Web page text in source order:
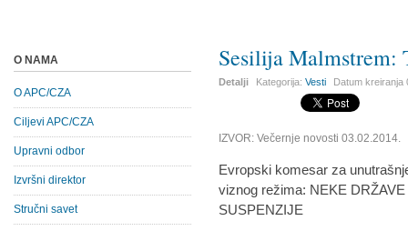
Sesilija Malmstrem:
Detalji Kategorija:Vesti Datum kreiranja
IZVOR: Večernje novosti 03.02.2014.
Evropski komesar za
viznog režima: NEKE
SUSPENZIJE
O NAMA
O APC/CZA
Ciljevi APC/CZA
Upravni odbor
Izvršni direktor
Stručni savet